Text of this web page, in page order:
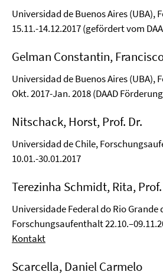
Universidad de Buenos Aires
15.11.-14.12.2017 (gefördert vom
Gelman Constantin,
Universidad de Buenos Aires
Okt. 2017-Jan. 2018 (DAAD
Nitschack, Horst, Prof. Dr.
Universidad de Chile,
10.01.-30.01.2017
Terezinha Schmidt, Rita, Prof.
Universidade Federal do Rio Grande
Forschungsaufenthalt
Kontakt
Scarcella, Daniel Carmelo